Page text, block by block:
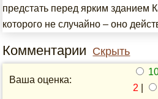
предстать перед ярким зданием
которого не случайно – оно
Комментарии Скрыть
Ваша оценка:
2